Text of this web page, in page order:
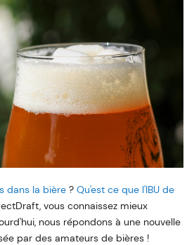
dans la bière ? Qu'est ce que l'IBU de
vous connaissez mieux
nous répondons à une nouvelle
par des amateurs de bières !